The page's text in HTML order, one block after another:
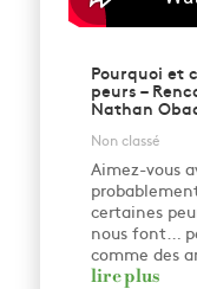
Pourquoi et
peurs –
Nathan
Non classé
Aimez-vous
certaines
nous font…
comme des
lire plus